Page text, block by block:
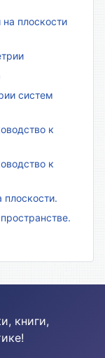
плоскости
систем
к
к
плоскости.
книги,